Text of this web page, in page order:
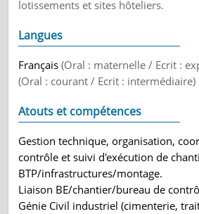
lotissements et sites hôteliers.
Langues
Français(Oral : maternelle / Ecrit :
(Oral : courant / Ecrit : intermédiaire)
Atouts et compétences
Gestion technique, organisation,
contrôle et suivi d'exécution de
BTP/infrastructures/montage.
Liaison BE/chantier/bureau de
Génie Civil industriel (cimenterie,